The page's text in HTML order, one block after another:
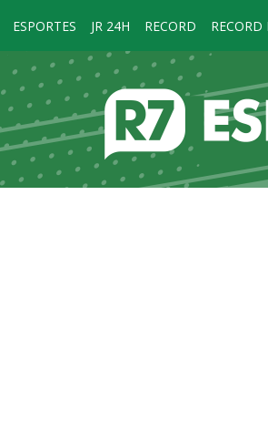
ESPORTES JR 24H RECORD RECORD